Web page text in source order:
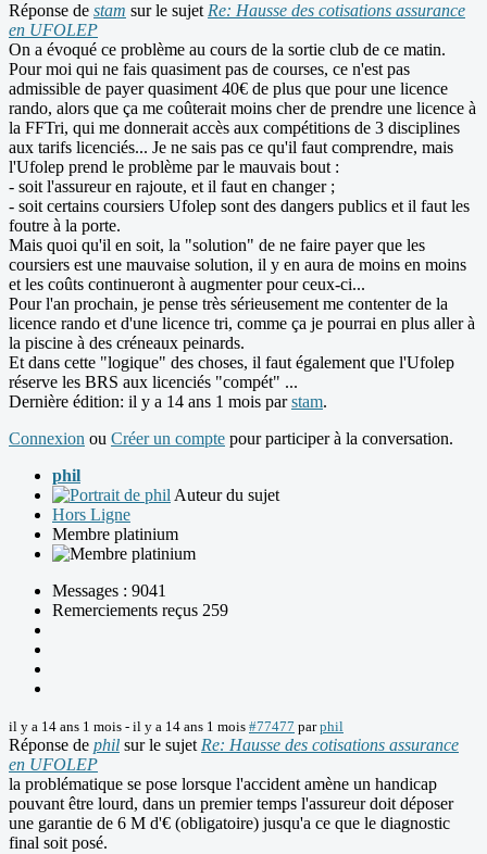
Réponse de stam sur le sujet Re: Hausse des cotisations assurance
en UFOLEP
On a évoqué ce problème au cours de la sortie club de ce matin.
Pour moi qui ne fais quasiment pas de courses, ce n'est pas
admissible de payer quasiment 40€ de plus que pour une licence
rando, alors que ça me coûterait moins cher de prendre une licence à
la FFTri, qui me donnerait accès aux compétitions de 3 disciplines
aux tarifs licenciés... Je ne sais pas ce qu'il faut comprendre, mais
l'Ufolep prend le problème par le mauvais bout :
- soit l'assureur en rajoute, et il faut en changer ;
- soit certains coursiers Ufolep sont des dangers publics et il faut les
foutre à la porte.
Mais quoi qu'il en soit, la "solution" de ne faire payer que les
coursiers est une mauvaise solution, il y en aura de moins en moins
et les coûts continueront à augmenter pour ceux-ci...
Pour l'an prochain, je pense très sérieusement me contenter de la
licence rando et d'une licence tri, comme ça je pourrai en plus aller à
la piscine à des créneaux peinards.
Et dans cette "logique" des choses, il faut également que l'Ufolep
réserve les BRS aux licenciés "compét" ...
Dernière édition: il y a 14 ans 1 mois parstam.
Connexion ou Créer un compte pour participer à la conversation.
phil
Auteur du sujet
Hors Ligne
Membre platinium
Messages : 9041
Remerciements reçus 259
il y a 14 ans 1 mois - il y a 14 ans 1 mois #77477 parphil
Réponse de phil sur le sujet Re: Hausse des cotisations assurance
en UFOLEP
la problématique se pose lorsque l'accident amène un handicap
pouvant être lourd, dans un premier temps l'assureur doit déposer
une garantie de 6 M d'€ (obligatoire) jusqu'a ce que le diagnostic
final soit posé.